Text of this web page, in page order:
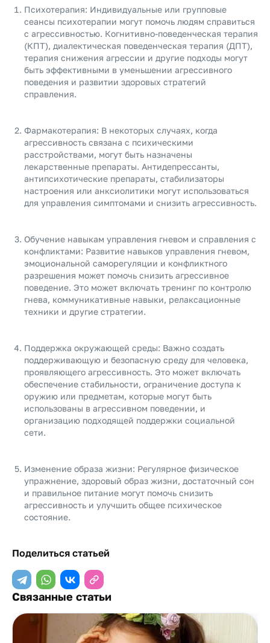
Психотерапия: Индивидуальные или групповые
сеансы психотерапии могут помочь людям справиться
с агрессивностью. Когнитивно-поведенческая терапия
(КПТ), диалектическая поведенческая терапия (ДПТ),
терапия снижения агрессии и другие подходы могут
быть эффективными в уменьшении агрессивного
поведения и развитии здоровых стратегий
справления.
Фармакотерапия: В некоторых случаях, когда
агрессивность связана с психическими
расстройствами, могут быть назначены
лекарственные препараты. Антидепрессанты,
антипсихотические препараты, стабилизаторы
настроения или анксиолитики могут использоваться
для управления симптомами и снизить агрессивность.
Обучение навыкам управления гневом и справления с
конфликтами: Развитие навыков управления гневом,
эмоциональной саморегуляции и конфликтного
разрешения может помочь снизить агрессивное
поведение. Это может включать тренинг по контролю
гнева, коммуникативные навыки, релаксационные
техники и другие стратегии.
Поддержка окружающей среды: Важно создать
поддерживающую и безопасную среду для человека,
проявляющего агрессивность. Это может включать
обеспечение стабильности, ограничение доступа к
оружию или предметам, которые могут быть
использованы в агрессивном поведении, и
организацию подходящей поддержки социальной
сети.
Изменение образа жизни: Регулярное физическое
упражнение, здоровый образ жизни, достаточный сон
и правильное питание могут помочь снизить
агрессивность и улучшить общее психическое
состояние.
Поделиться статьей
Связанные статьи